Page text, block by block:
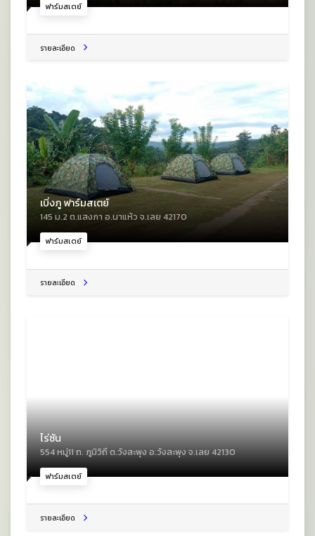
ฟาร์มสเตย์
รายละเอียด
ฟาร์มสเตย์
เบิ่งภู ฟาร์มสเตย์
145 ม.2 ต.แสงภา อ.นาแห้ว จ.เลย 42170
รายละเอียด
ฟาร์มสเตย์
ไร่ซัน
554 หมู่11 ถ. ภูมิวิถี ต.วังสะพุง อ.วังสะพุง จ.เลย 42130
รายละเอียด